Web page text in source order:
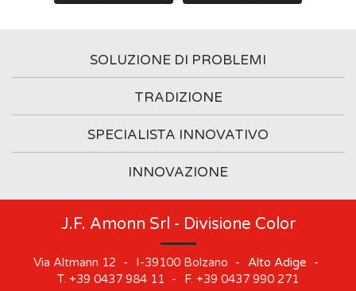
SOLUZIONE DI PROBLEMI
TRADIZIONE
SPECIALISTA INNOVATIVO
INNOVAZIONE
J.F. Amonn Srl - Divisione Color
Via Altmann 12 - I-39100 Bolzano - Alto Adige
-
T. +39 0437 984 11 - F. +39 0437 990 271